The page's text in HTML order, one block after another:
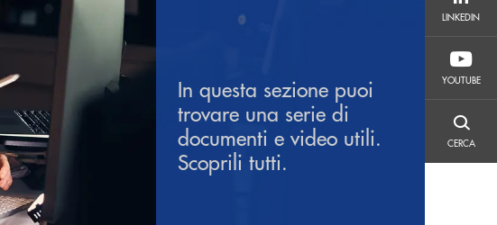
LINKEDIN
YOUTUBE
CERCA
CERCA
In questa sezione puoi
trovare una serie di
documenti e video utili.
Scoprili tutti.